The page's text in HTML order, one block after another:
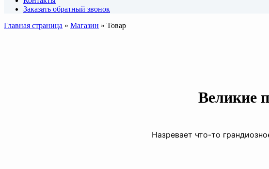
Заказать обратный звонок
Главная страница » Магазин » Товар
Великие
Назревает что-то